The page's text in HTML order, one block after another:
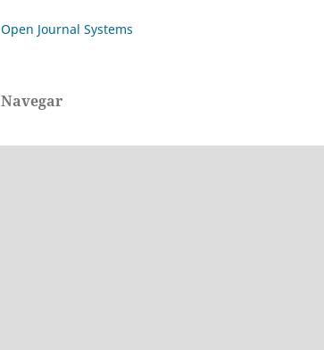
Open Journal Systems
Navegar